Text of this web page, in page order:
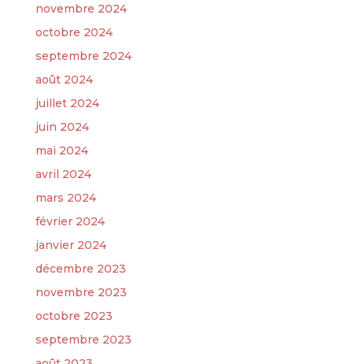
novembre 2024
octobre 2024
septembre 2024
août 2024
juillet 2024
juin 2024
mai 2024
avril 2024
mars 2024
février 2024
janvier 2024
décembre 2023
novembre 2023
octobre 2023
septembre 2023